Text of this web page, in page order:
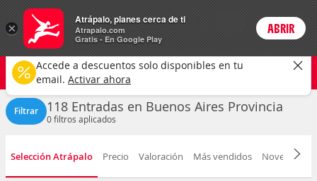
Entradas Precios enPeso
ARSCambiar moneda
Login
Buenos Aires
Cualquier tipo Cualquier fecha
CAMBIAR
Filtrar 118 Entradas en Buenos Aires Provincia
0filtros aplicados
Selección Atrápalo Precio Valoración Más vendidos Novedad
×
Atrápalo, planes cerca de ti
Atrapalo.com
Gratis - En Google Play
ABRIR
Accede a descuentos solo disponibles en tu
email. Activar ahora